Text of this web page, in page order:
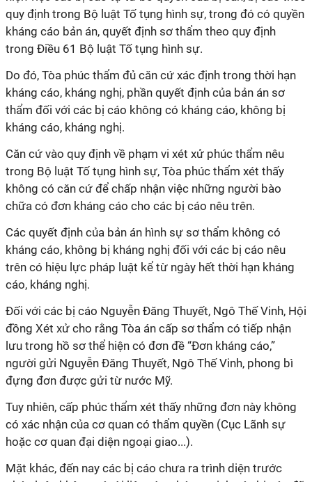
quy định trong Bộ luật Tố tụng hình sự, trong đó có quyền
kháng cáo bản án, quyết định sơ thẩm theo quy định
trong Điều 61 Bộ luật Tố tụng hình sự.
Do đó, Tòa phúc thẩm đủ căn cứ xác định trong thời hạn
kháng cáo, kháng nghị, phần quyết định của bản án sơ
thẩm đối với các bị cáo không có kháng cáo, không bị
kháng cáo, kháng nghị.
Căn cứ vào quy định về phạm vi xét xử phúc thẩm nêu
trong Bộ luật Tố tụng hình sự, Tòa phúc thẩm xét thấy
không có căn cứ để chấp nhận việc những người bào
chữa có đơn kháng cáo cho các bị cáo nêu trên.
Các quyết định của bản án hình sự sơ thẩm không có
kháng cáo, không bị kháng nghị đối với các bị cáo nêu
trên có hiệu lực pháp luật kể từ ngày hết thời hạn kháng
cáo, kháng nghị.
Đối với các bị cáo Nguyễn Đăng Thuyết, Ngô Thế Vinh, Hội
đồng Xét xử cho rằng Tòa án cấp sơ thẩm có tiếp nhận
lưu trong hồ sơ thể hiện có đơn đề “Đơn kháng cáo,”
người gửi Nguyễn Đăng Thuyết, Ngô Thế Vinh, phong bì
đựng đơn được gửi từ nước Mỹ.
Tuy nhiên, cấp phúc thẩm xét thấy những đơn này không
có xác nhận của cơ quan có thẩm quyền (Cục Lãnh sự
hoặc cơ quan đại diện ngoại giao...).
Mặt khác, đến nay các bị cáo chưa ra trình diện trước